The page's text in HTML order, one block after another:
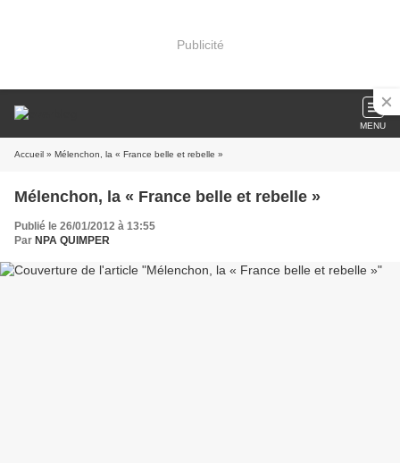
Publicité
MENU
Accueil » Mélenchon, la « France belle et rebelle »
Mélenchon, la « France belle et rebelle »
Publié le 26/01/2012 à 13:55
Par NPA QUIMPER